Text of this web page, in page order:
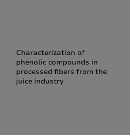
Characterization of
phenolic compounds in
processed fibers from the
juice industry